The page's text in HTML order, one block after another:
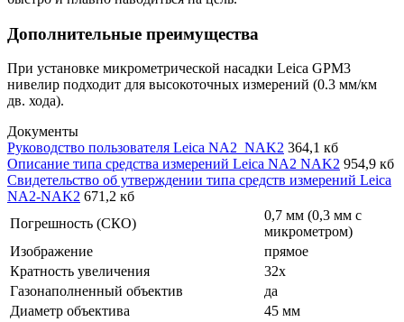
Дополнительные преимущества
При установке микрометрической насадки Leica GPM3
нивелир подходит для высокоточных измерений (0.3 мм/км
дв. хода).
Документы
Руководство пользователя Leica NA2_NAK2 364,1 кб
Описание типа средства измерений Leica NA2 NAK2 954,9 кб
Свидетельство об утверждении типа средств измерений Leica
NA2-NAK2 671,2 кб
Погрешность (СКО)
0,7 мм (0,3 мм с
микрометром)
Изображение
прямое
Кратность увеличения
32x
Газонаполненный объектив
да
Диаметр объектива
45 мм